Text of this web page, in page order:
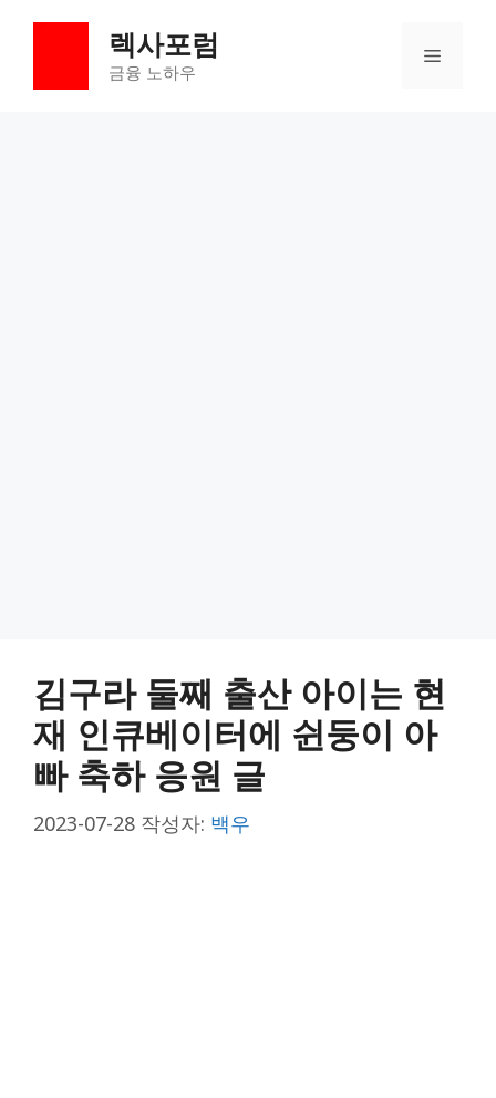
렉사포럼
금융 노하우
메
김구라 둘째 출산 아이는 현
재 인큐베이터에 쉰둥이 아
빠 축하 응원 글
2023-07-28 작성자: 백우